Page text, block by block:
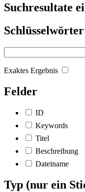
Suchresultate
Schlüsselwörter
Exaktes Ergebnis
Felder
ID
Keywords
Titel
Beschreibung
Dateiname
Typ (nur ein